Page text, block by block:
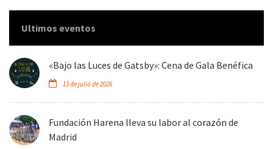
Ultimos eventos
«Bajo las Luces de Gatsby»: Cena de Gala Benéfica
13 de julio de 2026
Fundación Harena lleva su labor al corazón de
Madrid